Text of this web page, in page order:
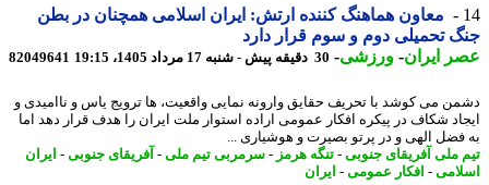
معاون هماهنگ کننده ارتش: ایران اسلامی همچنان در بطن
تحمیلی دوم و سوم قرار دارد
ایران- ورزشی-30 دقیقه پیش - شنبه 17 مرداد 1405، 19:15 82049641
می کوشد با تحریف حقایق وارونه نمایی واقعیت، ها ترویج یاس و ناامیدی و
شکاف در پیکره افکار عمومی اراده استوار ملت ایران را هدف قرار دهد اما
الهی و در پرتو بصیرت و هوشیاری ...
ملی آفریقای جنوبی-تنگه هرمز- سرمربی تیم ملی -آفریقای جنوبی-ایران
-افکار عمومی-ایران